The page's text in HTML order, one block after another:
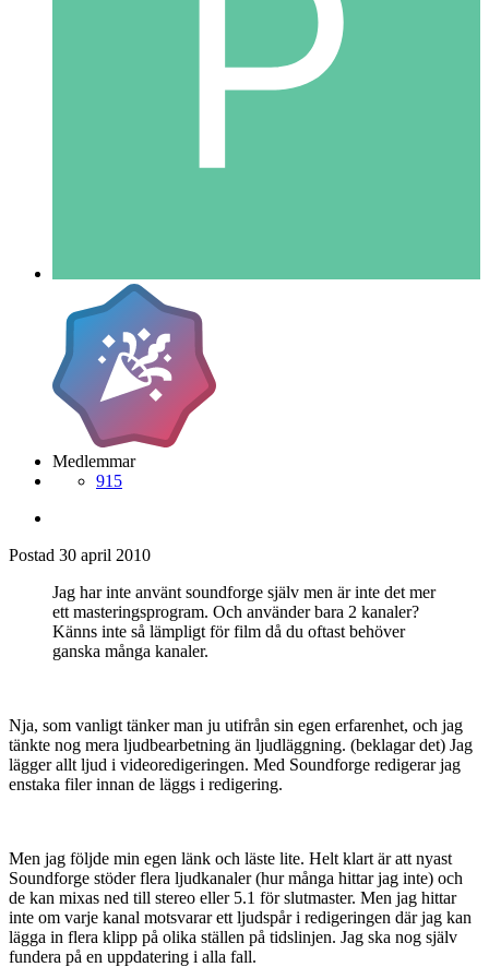
Medlemmar
915
Postad 30 april 2010
Jag har inte använt soundforge själv men är inte det mer
ett masteringsprogram. Och använder bara 2 kanaler?
Känns inte så lämpligt för film då du oftast behöver
ganska många kanaler.
Nja, som vanligt tänker man ju utifrån sin egen erfarenhet, och jag
tänkte nog mera ljudbearbetning än ljudläggning. (beklagar det) Jag
lägger allt ljud i videoredigeringen. Med Soundforge redigerar jag
enstaka filer innan de läggs i redigering.
Men jag följde min egen länk och läste lite. Helt klart är att nyast
Soundforge stöder flera ljudkanaler (hur många hittar jag inte) och
de kan mixas ned till stereo eller 5.1 för slutmaster. Men jag hittar
inte om varje kanal motsvarar ett ljudspår i redigeringen där jag kan
lägga in flera klipp på olika ställen på tidslinjen. Jag ska nog själv
fundera på en uppdatering i alla fall.